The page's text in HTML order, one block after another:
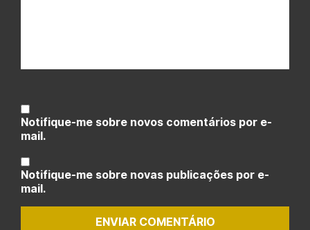
Notifique-me sobre novos comentários por e-
mail.
Notifique-me sobre novas publicações por e-
mail.
ENVIAR COMENTÁRIO